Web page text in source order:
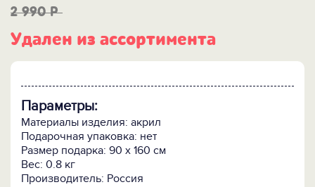
2 990P
Удален из ассортимента
Параметры:
Материалы изделия: акрил
Подарочная упаковка: нет
Размер подарка: 90 х 160 см
Вес: 0.8 кг
Производитель: Россия